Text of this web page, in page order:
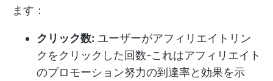
ます：
クリック数: ユーザーがアフィリエイトリン
クをクリックした回数-これはアフィリエイト
のプロモーション努力の到達率と効果を示